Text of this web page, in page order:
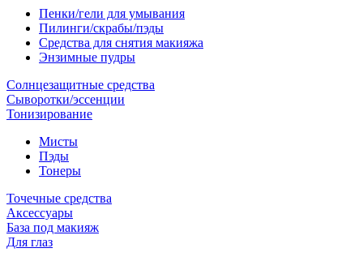
Пенки/гели для умывания
Пилинги/скрабы/пэды
Средства для снятия макияжа
Энзимные пудры
Солнцезащитные средства
Сыворотки/эссенции
Тонизирование
Мисты
Пэды
Тонеры
Точечные средства
Аксессуары
База под макияж
Для глаз